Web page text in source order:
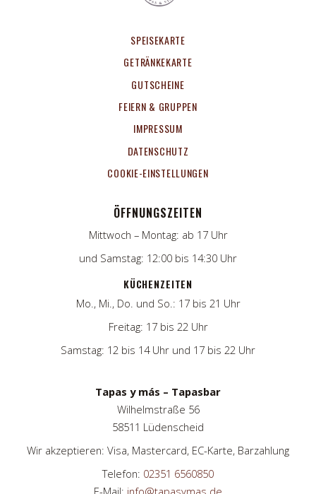
SPEISEKARTE
GETRÄNKEKARTE
GUTSCHEINE
FEIERN & GRUPPEN
IMPRESSUM
DATENSCHUTZ
COOKIE-EINSTELLUNGEN
ÖFFNUNGSZEITEN
Mittwoch – Montag: ab 17 Uhr
und Samstag: 12:00 bis 14:30 Uhr
KÜCHENZEITEN
Mo., Mi., Do. und So.: 17 bis 21 Uhr
Freitag: 17 bis 22 Uhr
Samstag: 12 bis 14 Uhr und 17 bis 22 Uhr
Tapas y más – Tapasbar
Wilhelmstraße 56
58511 Lüdenscheid
Wir akzeptieren: Visa, Mastercard, EC-Karte, Barzahlung
Telefon: 02351 6560850
E-Mail: info@tapasymas.de